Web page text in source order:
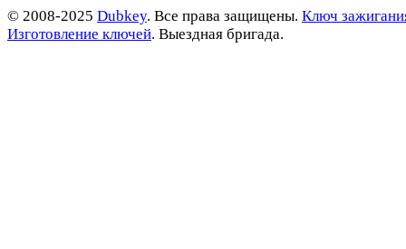
© 2008-2025 Dubkey. Все права защищены. Ключ
Изготовление ключей. Выездная бригада.